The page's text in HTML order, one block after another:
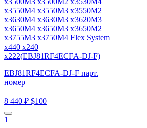
x3550M4 x3550M3 x3550M2
x3630M4 x3630M3 x3620M3
x3650M4 x3650M3 x3650M2
x3755M3 x3750M4 Flex System
x440 x240
x222(EBJ81RF4ECFA-DJ-F)
EBJ81RF4ECFA-DJ-F парт.
номер
8 440 ₽ $100
1